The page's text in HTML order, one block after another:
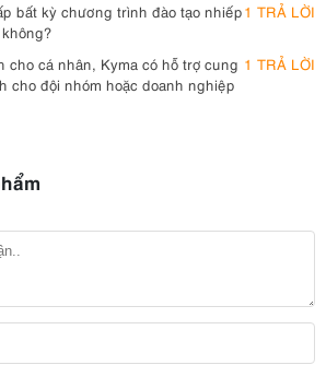
bất kỳ chương trình đào tạo nhiếp1 TRẢ LỜI
cho cá nhân, Kyma có hỗ trợ cung
cho đội nhóm hoặc doanh nghiệp
1 TRẢ LỜI